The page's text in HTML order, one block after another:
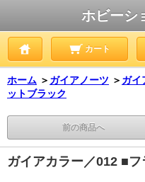
ホビーシ
カート
ホーム ＞ ガイアノーツ ＞ ガイ
ットブラック
前の商品へ
ガイアカラー／012 ■